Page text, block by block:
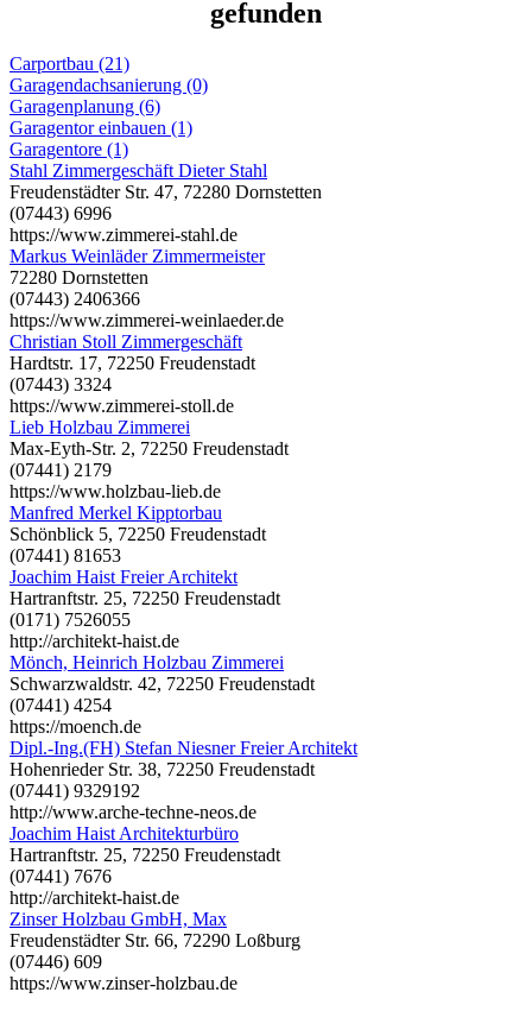
gefunden
Carportbau (21)
Garagendachsanierung (0)
Garagenplanung (6)
Garagentor einbauen (1)
Garagentore (1)
Stahl Zimmergeschäft Dieter Stahl
Freudenstädter Str. 47, 72280 Dornstetten
(07443) 6996
https://www.zimmerei-stahl.de
Markus Weinläder Zimmermeister
72280 Dornstetten
(07443) 2406366
https://www.zimmerei-weinlaeder.de
Christian Stoll Zimmergeschäft
Hardtstr. 17, 72250 Freudenstadt
(07443) 3324
https://www.zimmerei-stoll.de
Lieb Holzbau Zimmerei
Max-Eyth-Str. 2, 72250 Freudenstadt
(07441) 2179
https://www.holzbau-lieb.de
Manfred Merkel Kipptorbau
Schönblick 5, 72250 Freudenstadt
(07441) 81653
Joachim Haist Freier Architekt
Hartranftstr. 25, 72250 Freudenstadt
(0171) 7526055
http://architekt-haist.de
Mönch, Heinrich Holzbau Zimmerei
Schwarzwaldstr. 42, 72250 Freudenstadt
(07441) 4254
https://moench.de
Dipl.-Ing.(FH) Stefan Niesner Freier Architekt
Hohenrieder Str. 38, 72250 Freudenstadt
(07441) 9329192
http://www.arche-techne-neos.de
Joachim Haist Architekturbüro
Hartranftstr. 25, 72250 Freudenstadt
(07441) 7676
http://architekt-haist.de
Zinser Holzbau GmbH, Max
Freudenstädter Str. 66, 72290 Loßburg
(07446) 609
https://www.zinser-holzbau.de